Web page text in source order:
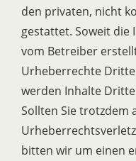
den privaten, nicht
gestattet. Soweit die
vom Betreiber
Urheberrechte
werden Inhalte
Sollten Sie trotzdem
bitten wir um einen